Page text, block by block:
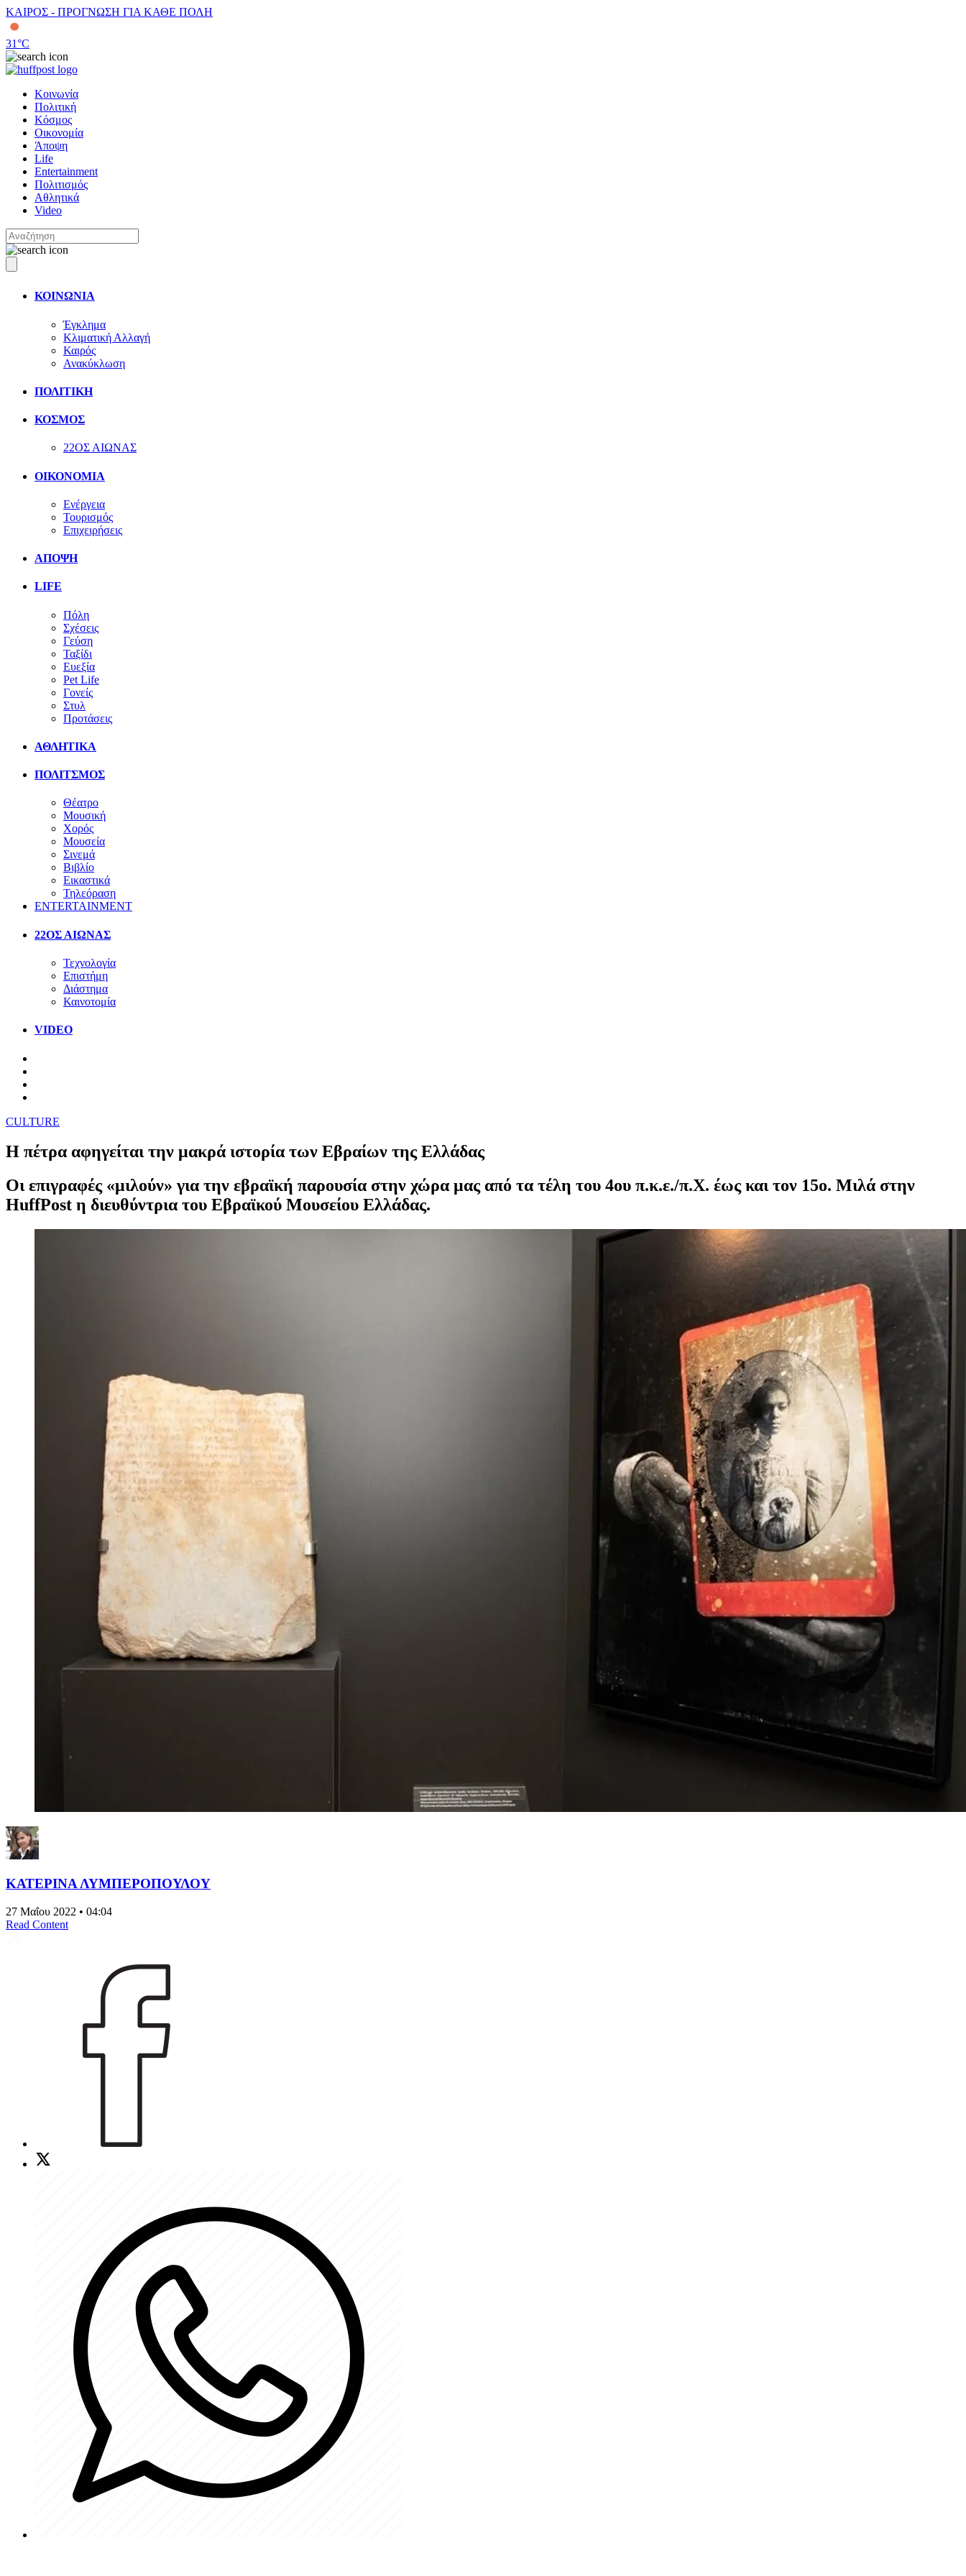
ΚΑΙΡΟΣ - ΠΡΟΓΝΩΣΗ ΓΙΑ ΚΑΘΕ ΠΟΛΗ
31°C
Κοινωνία
Πολιτική
Κόσμος
Οικονομία
Άποψη
Life
Entertainment
Πολιτισμός
Αθλητικά
Video
ΚΟΙΝΩΝΙΑ
Έγκλημα
Κλιματική Αλλαγή
Καιρός
Ανακύκλωση
ΠΟΛΙΤΙΚΗ
ΚΟΣΜΟΣ
22ΟΣ ΑΙΩΝΑΣ
ΟΙΚΟΝΟΜΙΑ
Ενέργεια
Τουρισμός
Επιχειρήσεις
ΑΠΟΨΗ
LIFE
Πόλη
Σχέσεις
Γεύση
Ταξίδι
Ευεξία
Pet Life
Γονείς
Στυλ
Προτάσεις
ΑΘΛΗΤΙΚΑ
ΠΟΛΙΤΣΜΟΣ
Θέατρο
Μουσική
Χορός
Μουσεία
Σινεμά
Βιβλίο
Εικαστικά
Τηλεόραση
ENTERTAINMENT
22ΟΣ ΑΙΩΝΑΣ
Τεχνολογία
Επιστήμη
Διάστημα
Καινοτομία
VIDEO
CULTURE
Η πέτρα αφηγείται την μακρά ιστορία των Εβραίων της Ελλάδας
Οι επιγραφές «μιλούν» για την εβραϊκή παρουσία στην χώρα μας από τα τέλη του 4ου π.κ.ε./π.Χ. έως και τον 15ο. Μιλά στην
HuffPost η διευθύντρια του Εβραϊκού Μουσείου Ελλάδας.
ΚΑΤΕΡΙΝΑ ΛΥΜΠΕΡΟΠΟΥΛΟΥ
27 Μαΐου 2022 • 04:04
Read Content